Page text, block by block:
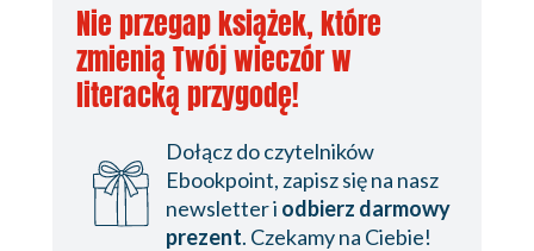
Nie przegap książek, które
zmienią Twój wieczór w
literacką przygodę!
Dołącz do czytelników
Ebookpoint, zapisz się na nasz
newsletter i odbierz darmowy
prezent. Czekamy na Ciebie!